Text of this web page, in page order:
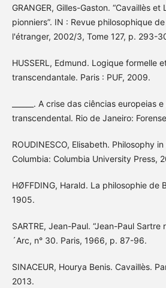
GRANGER, Gilles-Gaston. “Cavaillès
pionniers”. IN : Revue philosophique
l'étranger, 2002/3, Tome 127, p. 293-
HUSSERL, Edmund. Logique formelle
transcendantale. Paris : PUF, 2009.
______. A crise das ciências europeias
transcendental. Rio de Janeiro:
ROUDINESCO, Elisabeth. Philosophy
Columbia: Columbia University Press,
HØFFDING, Harald. La philosophie de
1905.
SARTRE, Jean-Paul. “Jean-Paul Sartre
´Arc, n° 30. Paris, 1966, p. 87-96.
SINACEUR, Hourya Benis. Cavaillès.
2013.